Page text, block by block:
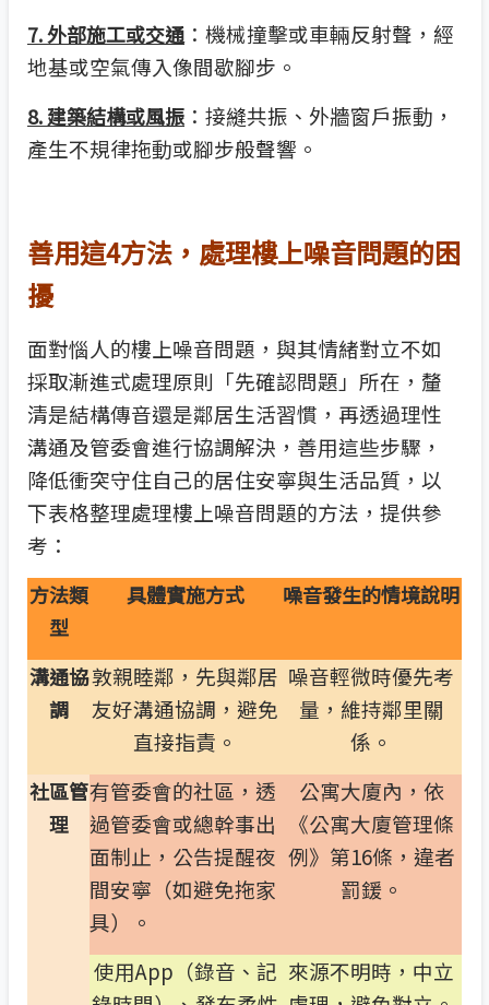
7. 外部施工或交通 ：機械撞擊或車輛反射聲，經
地基或空氣傳入像間歇腳步。
8. 建築結構或風振 ：接縫共振、外牆窗戶振動，
產生不規律拖動或腳步般聲響。
善用這4方法，處理樓上噪音問題的困
擾
面對惱人的樓上噪音問題，與其情緒對立不如
採取漸進式處理原則「先確認問題」所在，釐
清是結構傳音還是鄰居生活習慣，再透過理性
溝通及管委會進行協調解決，善用這些步驟，
降低衝突守住自己的居住安寧與生活品質，以
下表格整理處理樓上噪音問題的方法，提供參
考：
方法類
型
具體實施方式 噪音發生的情境說明
溝通協
調
敦親睦鄰，先與鄰居
友好溝通協調，避免
直接指責。
噪音輕微時優先考
量，維持鄰里關
係。
社區管
理
有管委會的社區，透
過管委會或總幹事出
面制止，公告提醒夜
間安寧（如避免拖家
具）。
公寓大廈內，依
《公寓大廈管理條
例》第16條，違者
罰鍰。
使用App（錄音、記 來源不明時，中立